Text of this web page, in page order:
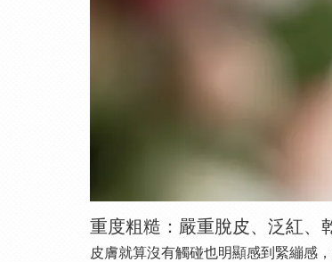
重度粗糙：嚴重脫皮、泛紅、
皮膚就算沒有觸碰也明顯感到緊繃感